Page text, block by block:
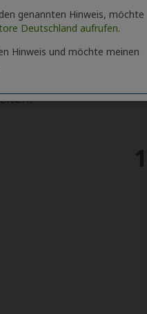
genannten Hinweis, möchte
Deutschland aufrufen.
Hinweis und möchte meinen